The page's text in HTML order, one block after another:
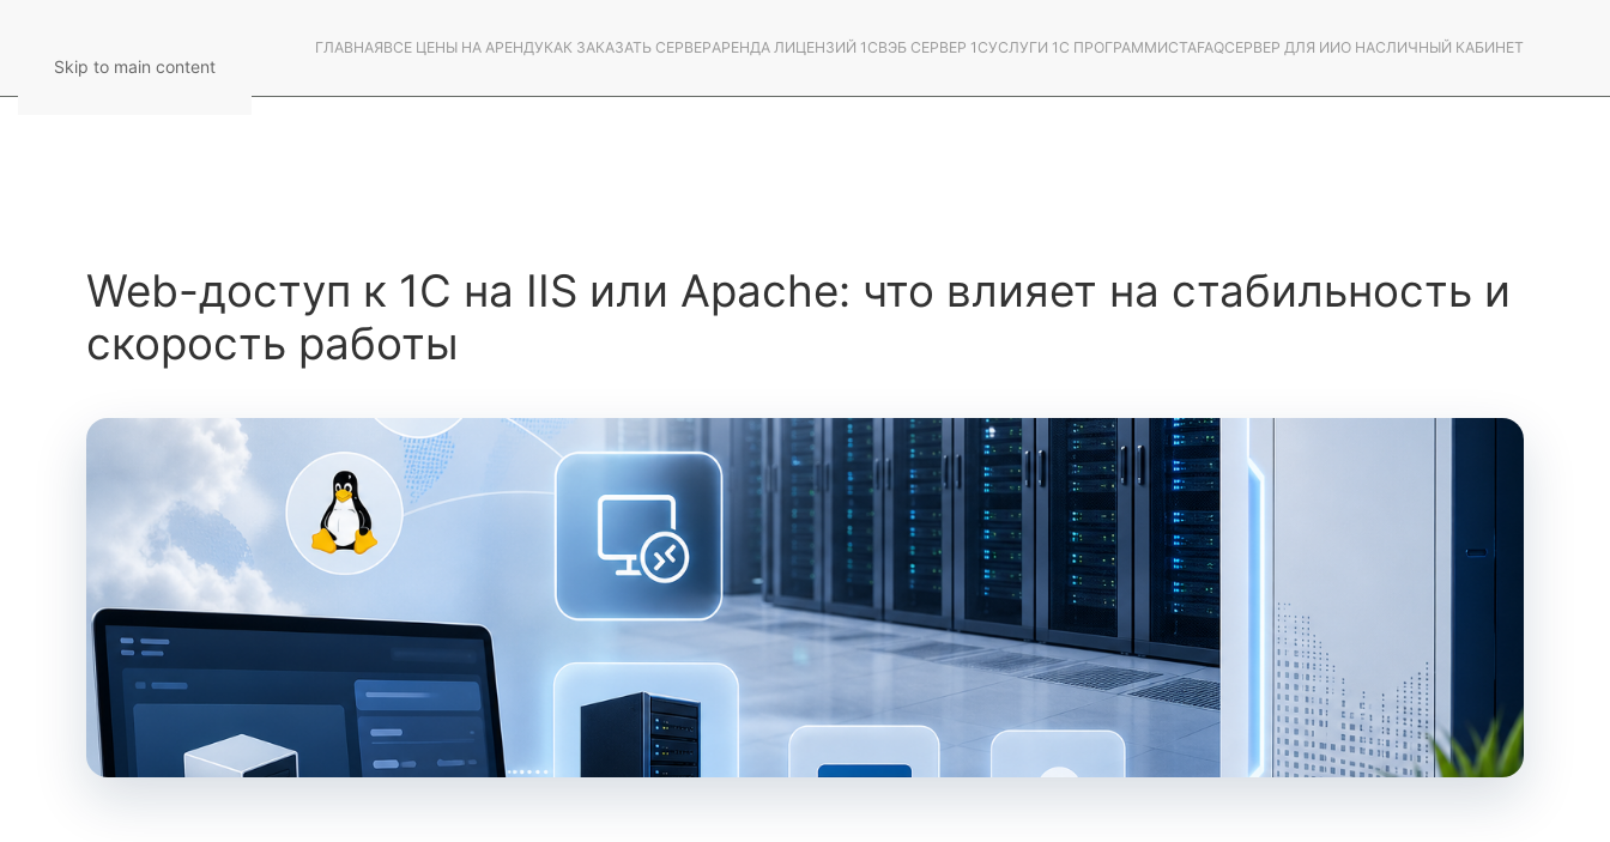
Skip to main content
ГЛАВНАЯВСЕ ЦЕНЫ НА АРЕНДУКАК ЗАКАЗАТЬ СЕРВЕРАРЕНДА ЛИЦЕНЗИЙ 1СВЭБ СЕРВЕР 1СУСЛУГИ 1С ПРОГРАММИСТАFAQСЕРВЕР ДЛЯ ИИО НАСЛИЧНЫЙ КАБИНЕТ
Web-доступ к 1С на IIS или Apache: что влияет на стабильность и
скорость работы